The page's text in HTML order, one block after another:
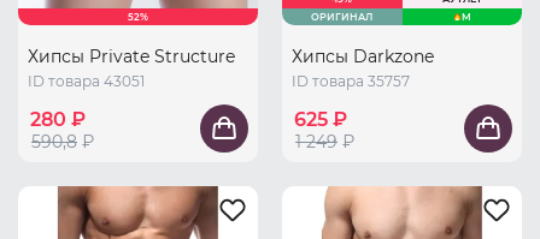
52%
Хипсы Private Structure
ID товара 43051
280 ₽
590,8 ₽
ОРИГИНАЛ
M
Хипсы Darkzone
ID товара 35757
625 ₽
1 249 ₽